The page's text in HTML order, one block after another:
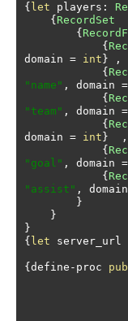
{ let players :
{ RecordSet
{
{
domain = int }
,
{
"name" , domain =
{
"team" , domain =
{
domain = int }
,
{
"goal" , domain =
{
"assist" , domain
}
}
}
{ let server_url
{ define - proc